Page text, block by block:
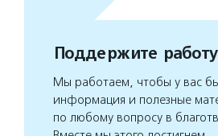
Поддержите
Мы работаем, чтобы у вас
информация и полезные
по любому вопросу в